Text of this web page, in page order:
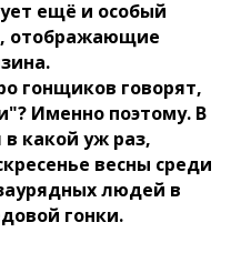
ещё и особый
отображающие
гонщиков говорят,
Именно поэтому. В
какой уж раз,
весны среди
людей в
гонки.